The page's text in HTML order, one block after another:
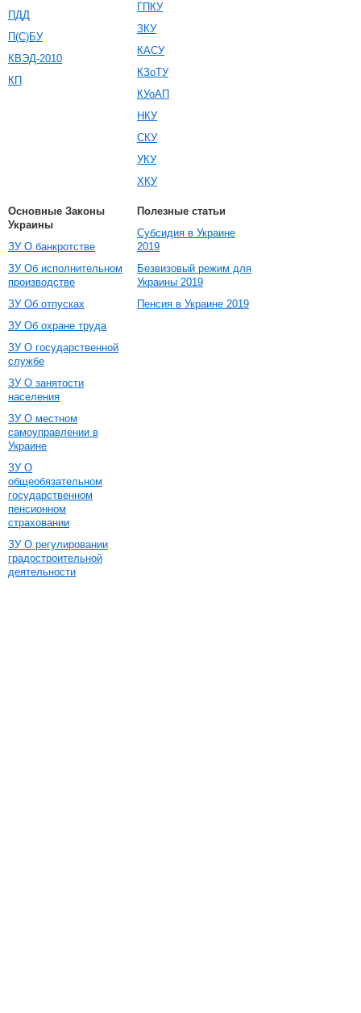
ПДД
П(С)БУ
КВЭД-2010
КП
ГПКУ
ЗКУ
КАСУ
КЗоТУ
КУоАП
НКУ
СКУ
УКУ
ХКУ
Основные Законы
Украины
ЗУ О банкротстве
ЗУ Об исполнительном
производстве
ЗУ Об отпусках
ЗУ Об охране труда
ЗУ О государственной
службе
ЗУ О занятости
населения
ЗУ О местном
самоуправлении в
Украине
ЗУ О
общеобязательном
государственном
пенсионном
страховании
ЗУ О регулировании
градостроительной
деятельности
Полезные статьи
Субсидия в Украине
2019
Безвизовый режим для
Украины 2019
Пенсия в Украине 2019